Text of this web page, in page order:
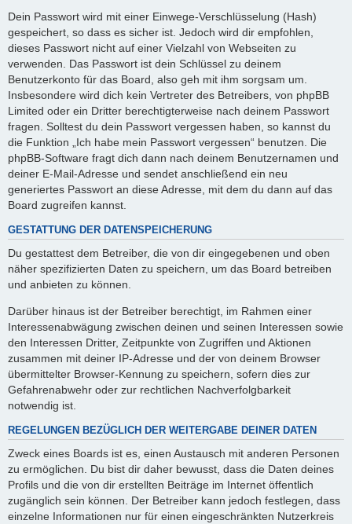
Dein Passwort wird mit einer Einwege-Verschlüsselung (Hash)
gespeichert, so dass es sicher ist. Jedoch wird dir empfohlen,
dieses Passwort nicht auf einer Vielzahl von Webseiten zu
verwenden. Das Passwort ist dein Schlüssel zu deinem
Benutzerkonto für das Board, also geh mit ihm sorgsam um.
Insbesondere wird dich kein Vertreter des Betreibers, von phpBB
Limited oder ein Dritter berechtigterweise nach deinem Passwort
fragen. Solltest du dein Passwort vergessen haben, so kannst du
die Funktion „Ich habe mein Passwort vergessen“ benutzen. Die
phpBB-Software fragt dich dann nach deinem Benutzernamen und
deiner E-Mail-Adresse und sendet anschließend ein neu
generiertes Passwort an diese Adresse, mit dem du dann auf das
Board zugreifen kannst.
GESTATTUNG DER DATENSPEICHERUNG
Du gestattest dem Betreiber, die von dir eingegebenen und oben
näher spezifizierten Daten zu speichern, um das Board betreiben
und anbieten zu können.
Darüber hinaus ist der Betreiber berechtigt, im Rahmen einer
Interessenabwägung zwischen deinen und seinen Interessen sowie
den Interessen Dritter, Zeitpunkte von Zugriffen und Aktionen
zusammen mit deiner IP-Adresse und der von deinem Browser
übermittelter Browser-Kennung zu speichern, sofern dies zur
Gefahrenabwehr oder zur rechtlichen Nachverfolgbarkeit
notwendig ist.
REGELUNGEN BEZÜGLICH DER WEITERGABE DEINER DATEN
Zweck eines Boards ist es, einen Austausch mit anderen Personen
zu ermöglichen. Du bist dir daher bewusst, dass die Daten deines
Profils und die von dir erstellten Beiträge im Internet öffentlich
zugänglich sein können. Der Betreiber kann jedoch festlegen, dass
einzelne Informationen nur für einen eingeschränkten Nutzerkreis